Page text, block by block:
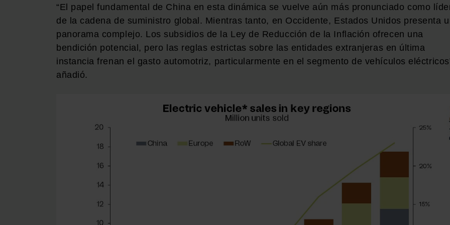
“El papel fundamental de China en esta dinámica se vuelve aún más pronunciado como
de la cadena de suministro global. Mientras tanto, en Occidente, Estados Unidos presenta
panorama complejo. Los subsidios de la Ley de Reducción de la Inflación ofrecen una
bendición potencial, pero las reglas estrictas sobre las entidades extranjeras en última
instancia frenan el gasto automotriz, particularmente en el segmento de vehículos
añadió.